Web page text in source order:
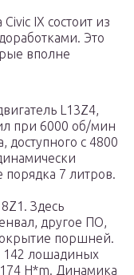
IX состоит из
Это
вполне
L13Z4,
при 6000 об/мин
доступного с 4800
7 литров.
Здесь
другое ПО,
поршней.
142 лошадиных
H*m. Динамика